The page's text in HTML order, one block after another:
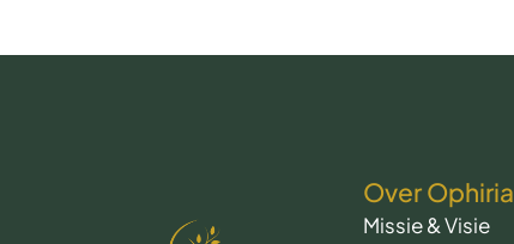
Over Ophiria
Missie & Visie